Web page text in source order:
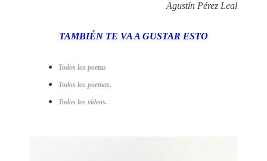
Agustín Pérez Leal
TAMBIÉN TE VA A GUSTAR ESTO
Todos los poetas
Todos los poemas.
Todos los vídeos.